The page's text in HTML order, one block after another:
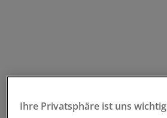
Ihre Privatsphäre ist uns wichtig